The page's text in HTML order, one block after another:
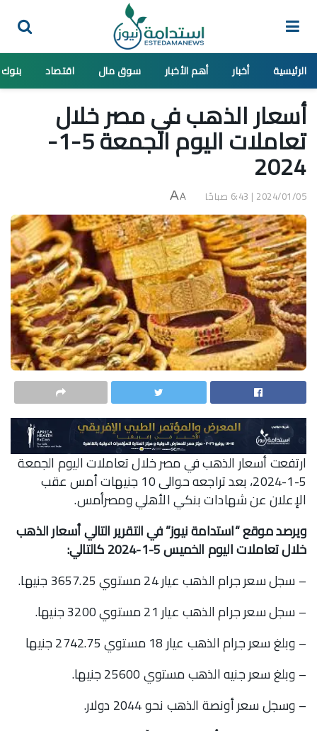
الرئيسية أخبار أهم الأخبار سوق مال اقتصاد بنوك
أسعار الذهب في مصر خلال
تعاملات اليوم الجمعة 5-1-
2024
2024/01/05 | 6:43 صباحًا A
A
ارتفعت أسعار الذهب في مصر خلال تعاملات اليوم الجمعة
5-1-2024، بعد تراجعه حوالى 10 جنيهات أمس عقب
الإعلان عن شهادات بنكي الأهلي ومصرأمس.
ويرصد موقع “استدامة نيوز” في التقرير التالي أسعار الذهب
خلال تعاملات اليوم الخميس 5-1-2024 كالتالي:
– سجل سعر جرام الذهب عيار 24 مستوي 3657.25 جنيها.
– سجل سعر جرام الذهب عيار 21 مستوي 3200 جنيها.
– وبلغ سعر جرام الذهب عيار 18 مستوي 2742.75 جنيها
– وبلغ سعر جنيه الذهب مستوي 25600 جنيها.
– وسجل سعر أونصة الذهب نحو 2044 دولار.